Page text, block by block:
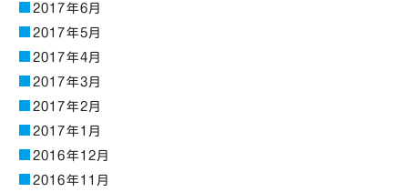
2017年6月
2017年5月
2017年4月
2017年3月
2017年2月
2017年1月
2016年12月
2016年11月